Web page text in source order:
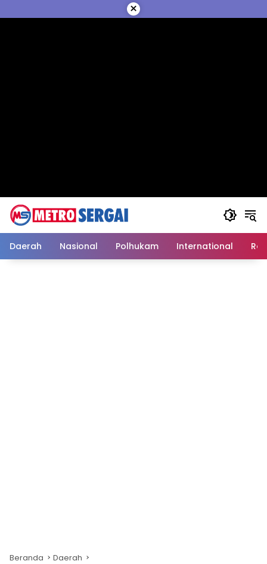
ke
×
Daerah Nasional Polhukam International
Beranda Daerah